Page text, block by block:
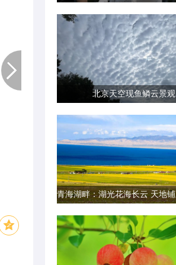
北京天空现鱼鳞云景观